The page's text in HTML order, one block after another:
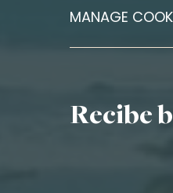
MANAGE
Recibe